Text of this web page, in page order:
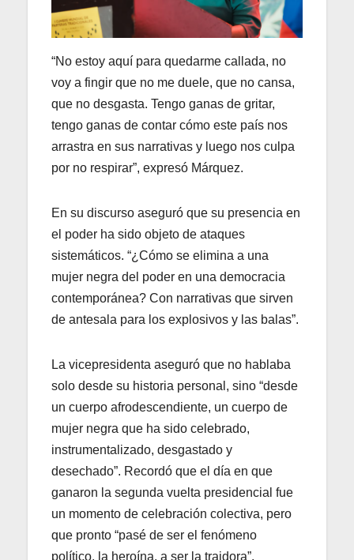
“No estoy aquí para quedarme callada, no
voy a fingir que no me duele, que no cansa,
que no desgasta. Tengo ganas de gritar,
tengo ganas de contar cómo este país nos
arrastra en sus narrativas y luego nos culpa
por no respirar”, expresó Márquez.
En su discurso aseguró que su presencia en
el poder ha sido objeto de ataques
sistemáticos. “¿Cómo se elimina a una
mujer negra del poder en una democracia
contemporánea? Con narrativas que sirven
de antesala para los explosivos y las balas”.
La vicepresidenta aseguró que no hablaba
solo desde su historia personal, sino “desde
un cuerpo afrodescendiente, un cuerpo de
mujer negra que ha sido celebrado,
instrumentalizado, desgastado y
desechado”. Recordó que el día en que
ganaron la segunda vuelta presidencial fue
un momento de celebración colectiva, pero
que pronto “pasé de ser el fenómeno
político, la heroína, a ser la traidora”.